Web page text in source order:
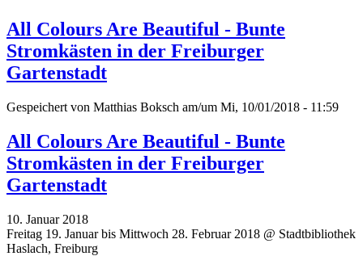
All Colours Are Beautiful - Bunte
Stromkästen in der Freiburger
Gartenstadt
Gespeichert von Matthias Boksch am/um Mi, 10/01/2018 - 11:59
All Colours Are Beautiful - Bunte
Stromkästen in der Freiburger
Gartenstadt
10. Januar 2018
Freitag 19. Januar bis Mittwoch 28. Februar 2018 @ Stadtbibliothek
Haslach, Freiburg